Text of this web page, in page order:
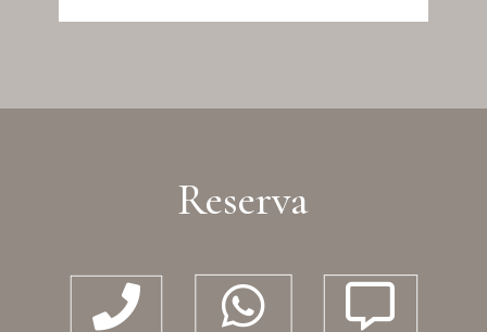
Reserva
  